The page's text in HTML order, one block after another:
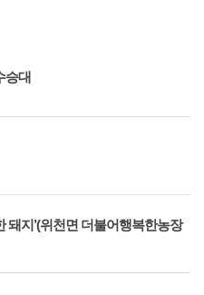
승대
돼지’(위천면 더불어행복한농장